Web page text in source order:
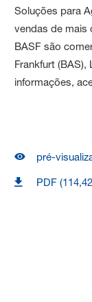
Soluções para
vendas de mais
BASF são
Frankfurt (BAS),
informações,
pré-
PDF